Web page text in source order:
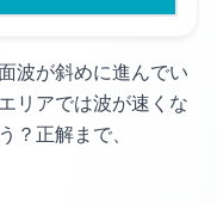
波が斜めに進んでい
リアでは波が速くな
？ 正解まで、